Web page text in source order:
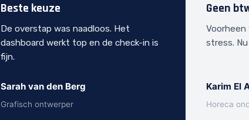
Beste keuze
De overstap was naadloos. Het
dashboard werkt top en de check-in is
fijn.
Sarah van den Berg
Grafisch ontwerper
Geen
stress.
Karim El
Horeca